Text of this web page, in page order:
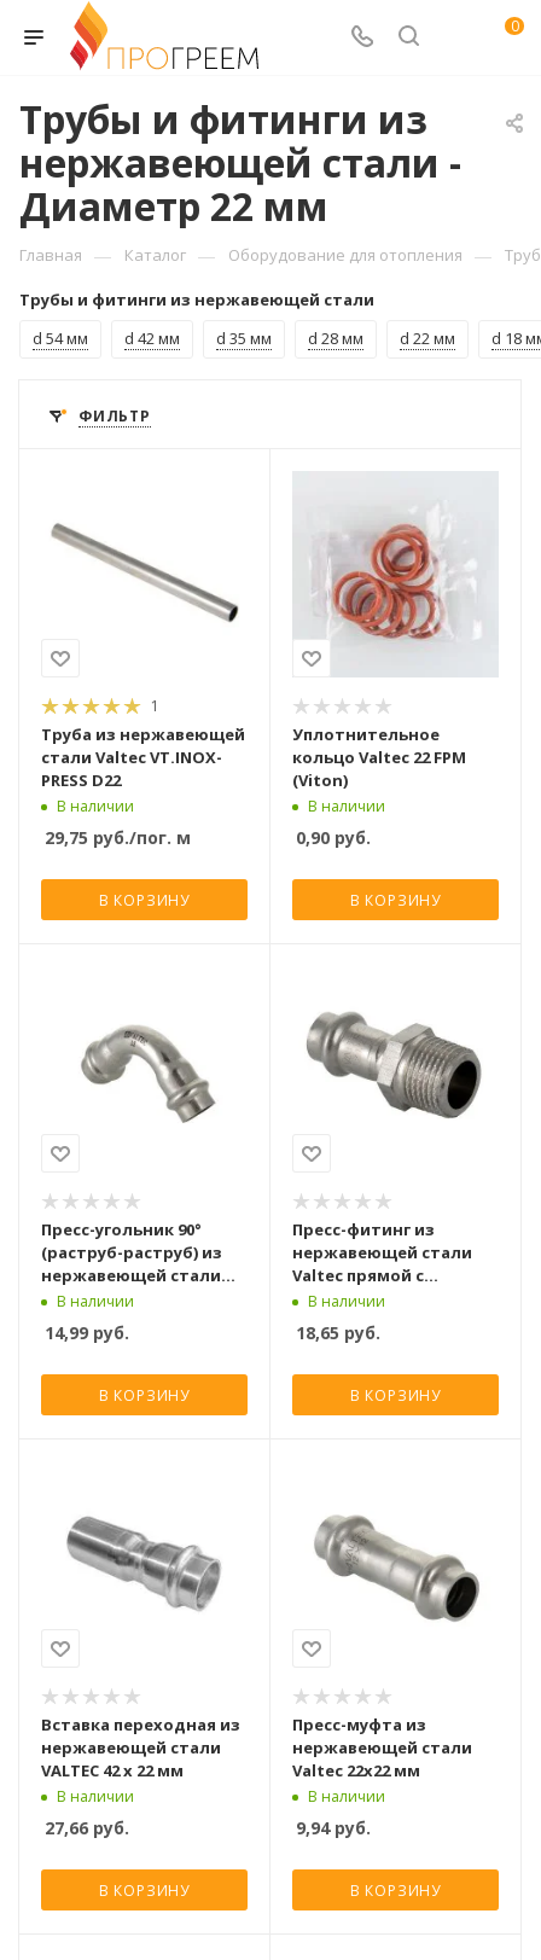
0
Трубы и фитинги из
нержавеющей стали -
Диаметр 22 мм
Главная — Каталог — Оборудование для отопления —
Трубы и фитинги из нержавеющей стали
d 54 мм
d 42 мм d 35 мм d 28 мм d 22 мм d 18
ФИЛЬТР
1
Труба из нержавеющей
стали Valtec VT.INOX-
PRESS D22
В наличии
29,75 руб./пог. м
В КОРЗИНУ
Уплотнительное
кольцо Valtec 22 FPM
(Viton)
В наличии
0,90 руб.
В КОРЗИНУ
Пресс-угольник 90°
(раструб-раструб) из
нержавеющей стали
Valtec 22 мм
В наличии
14,99 руб.
В КОРЗИНУ
Пресс-фитинг из
нержавеющей стали
Valtec прямой с
переходом на нар. р. 22
В наличии
18,65 руб.
В КОРЗИНУ
Вставка переходная из
нержавеющей стали
VALTEC 42 x 22 мм
В наличии
27,66 руб.
В КОРЗИНУ
Пресс-муфта из
нержавеющей стали
Valtec 22x22 мм
В наличии
9,94руб.
В КОРЗИНУ